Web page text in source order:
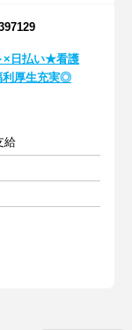
×日払い★看護
利厚生充実◎
給